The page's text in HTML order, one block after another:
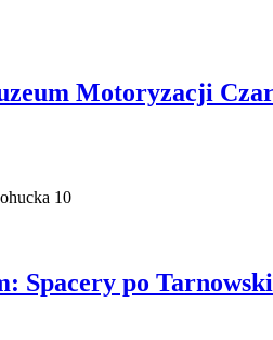
Motoryzacji
10
Spacery po